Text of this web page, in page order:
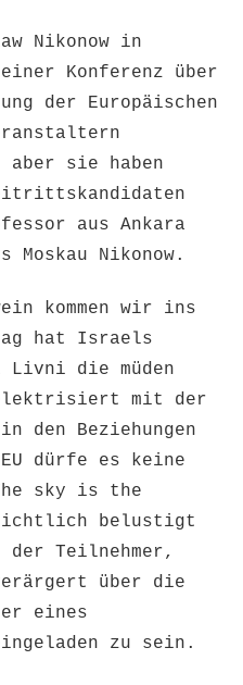
Nikonow in
Konferenz über
der Europäischen
sie haben
aus Ankara
Moskau Nikonow.
kommen wir ins
hat Israels
Livni die müden
elektrisiert mit der
den Beziehungen
dürfe es keine
sky is the
belustigt
der Teilnehmer,
über die
eines
zu sein.